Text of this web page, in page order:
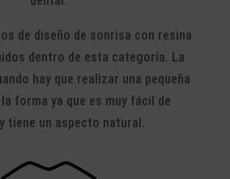
de diseño de sonrisa con resina
dentro de esta categoría. La
hay que realizar una pequeña
forma ya que es muy fácil de
tiene un aspecto natural.